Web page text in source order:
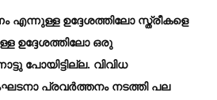
എന്നുള്ള ഉദ്ദേശത്തിലോ സ്ത്രീകളെ
ഉദ്ദേശത്തിലോ ഒരു
പോയിട്ടില്ല. വിവിധ
പ്രവർത്തനം നടത്തി പല